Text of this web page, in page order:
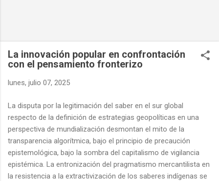
La innovación popular en confrontación
con el pensamiento fronterizo
lunes, julio 07, 2025
La disputa por la legitimación del saber en el sur global
respecto de la definición de estrategias geopolíticas en una
perspectiva de mundialización desmontan el mito de la
transparencia algorítmica, bajo el principio de precaución
epistemológica, bajo la sombra del capitalismo de vigilancia
epistémica. La entronización del pragmatismo mercantilista en
la resistencia a la extractivización de los saberes indígenas se